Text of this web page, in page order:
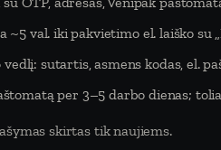
val. iki pakvietimo el. laiško su
sutartis, asmens kodas, el.
per 3–5 darbo dienas;
skirtas tik naujiems.